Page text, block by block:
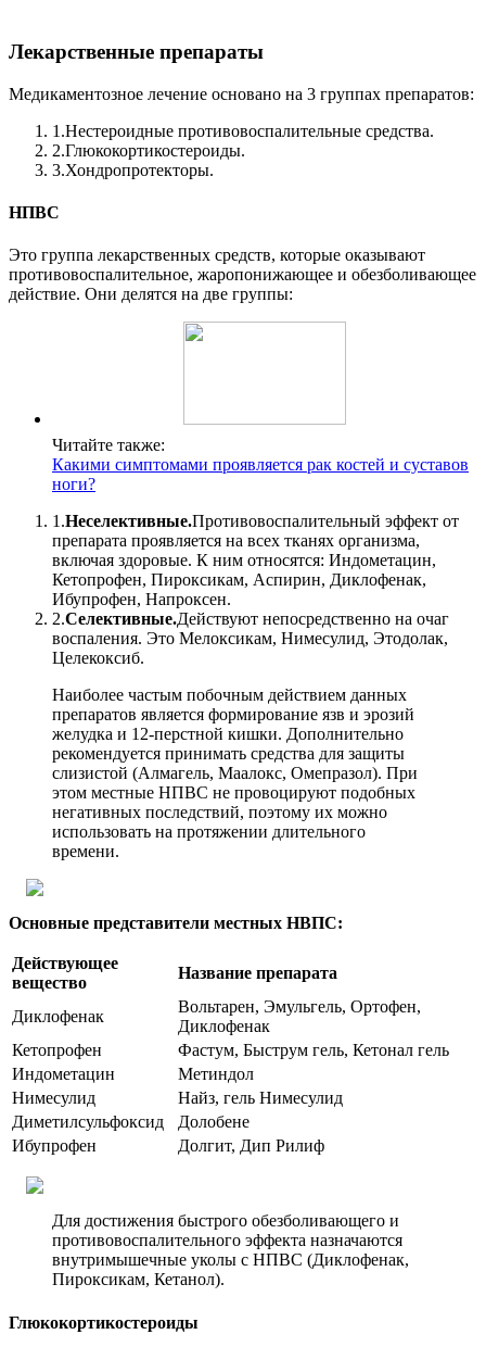
Лекарственные препараты
Медикаментозное лечение основано на 3 группах препаратов:
1.Нестероидные противовоспалительные средства.
2.Глюкокортикостероиды.
3.Хондропротекторы.
НПВС
Это группа лекарственных средств, которые оказывают
противовоспалительное, жаропонижающее и обезболивающее
действие. Они делятся на две группы:
Читайте также:
Какими симптомами проявляется рак костей и суставов
ноги?
1.Неселективные.Противовоспалительный эффект от
препарата проявляется на всех тканях организма,
включая здоровые. К ним относятся: Индометацин,
Кетопрофен, Пироксикам, Аспирин, Диклофенак,
Ибупрофен, Напроксен.
2.Селективные.Действуют непосредственно на очаг
воспаления. Это Мелоксикам, Нимесулид, Этодолак,
Целекоксиб.
Наиболее частым побочным действием данных
препаратов является формирование язв и эрозий
желудка и 12-перстной кишки. Дополнительно
рекомендуется принимать средства для защиты
слизистой (Алмагель, Маалокс, Омепразол). При
этом местные НПВС не провоцируют подобных
негативных последствий, поэтому их можно
использовать на протяжении длительного
времени.
Основные представители местных НВПС:
Действующее
вещество
Название препарата
Диклофенак
Вольтарен, Эмульгель, Ортофен,
Диклофенак
Кетопрофен
Фастум, Быструм гель, Кетонал гель
Индометацин
Метиндол
Нимесулид
Найз, гель Нимесулид
Диметилсульфоксид
Долобене
Ибупрофен
Долгит, Дип Рилиф
Для достижения быстрого обезболивающего и
противовоспалительного эффекта назначаются
внутримышечные уколы с НПВС (Диклофенак,
Пироксикам, Кетанол).
Глюкокортикостероиды